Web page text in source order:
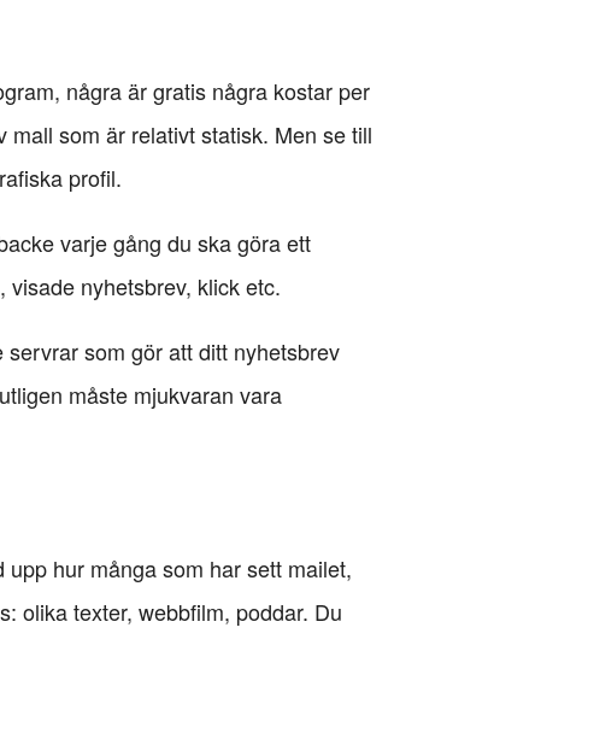
några är gratis några kostar per
som är relativt statisk. Men se till
profil.
varje gång du ska göra ett
nyhetsbrev, klick etc.
som gör att ditt nyhetsbrev
måste mjukvaran vara
hur många som har sett mailet,
olika texter, webbfilm, poddar. Du